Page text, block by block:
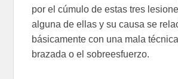
por el cúmulo de estas tres
alguna de ellas y su causa se
básicamente con una mala
brazada o el sobreesfuerzo.